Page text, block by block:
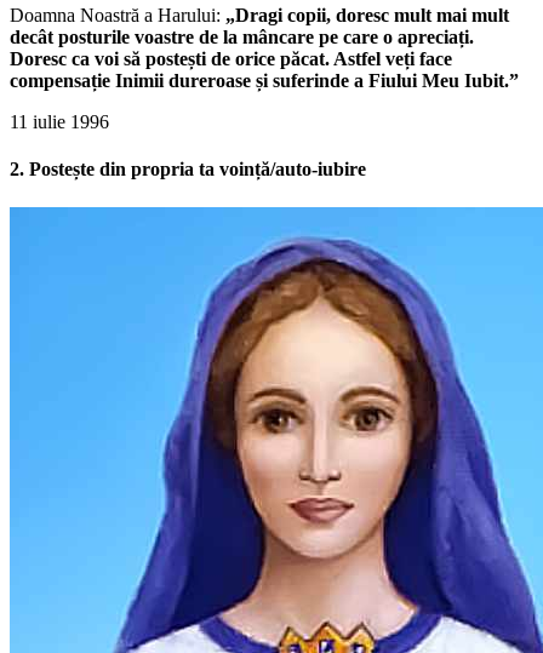
Doamna Noastră a Harului: „Dragi copii, doresc mult mai mult
decât posturile voastre de la mâncare pe care o apreciați.
Doresc ca voi să postești de orice păcat. Astfel veți face
compensație Inimii dureroase și suferinde a Fiului Meu Iubit.”
11 iulie 1996
2. Postește din propria ta voință/auto-iubire